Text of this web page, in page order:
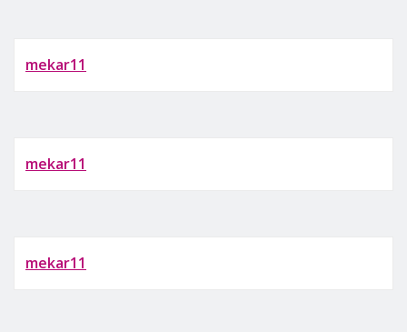
mekar11
mekar11
mekar11